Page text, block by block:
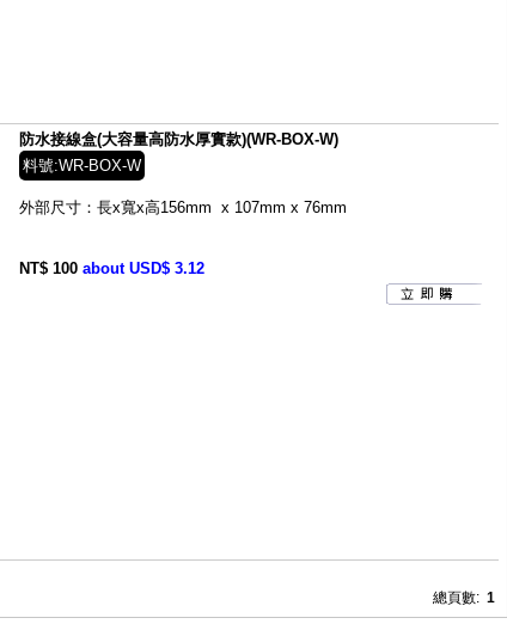
防水接線盒(大容量高防水厚實款)(WR-BOX-W)
料號:WR-BOX-W
外部尺寸：長x寬x高156mm x 107mm x 76mm
NT$ 100 about USD$ 3.12
總頁數: 1